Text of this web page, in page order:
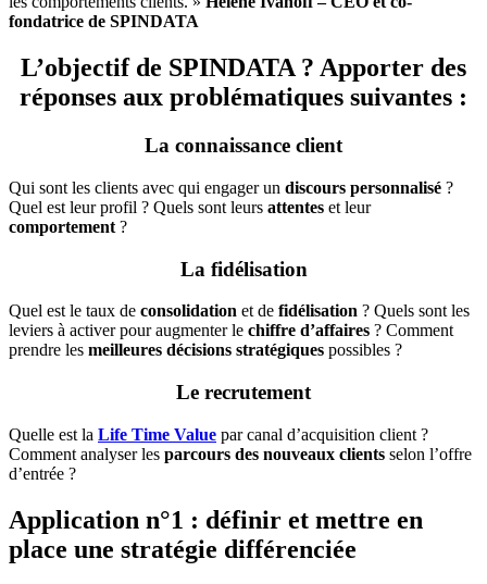
fondatrice de SPINDATA
L’objectif de SPINDATA ? Apporter des
réponses aux problématiques suivantes :
La connaissance client
Qui sont les clients avec qui engager un discours personnalisé ?
Quel est leur profil ? Quels sont leurs attentes et leur
comportement ?
La fidélisation
Quel est le taux de consolidation et de fidélisation ? Quels sont les
leviers à activer pour augmenter le chiffre d’affaires ? Comment
prendre les meilleures décisions stratégiques possibles ?
Le recrutement
Quelle est la Life Time Value par canal d’acquisition client ?
Comment analyser les parcours des nouveaux clients selon l’offre
d’entrée ?
Application n°1 : définir et mettre en
place une stratégie différenciée